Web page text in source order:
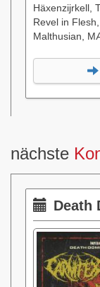
Häxenzijrkell,
Revel in
Malthusian,
nächste
Death